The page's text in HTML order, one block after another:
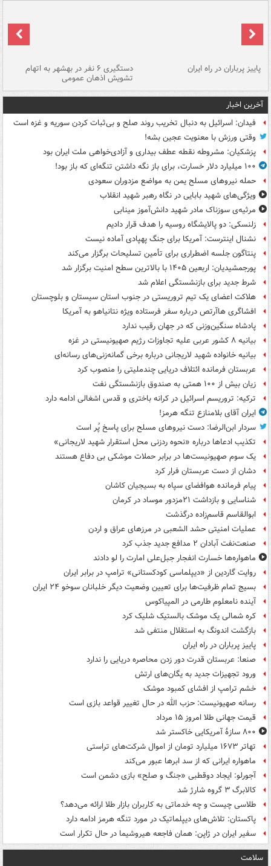
پاییز پرباران در راه ایران دستگیری ۶ نفر در بهشهر به اتهام
تشویش اذهان عمومی
آخرین اخبار
فیدان: اسرائیل به دنبال تخریب روند صلح و بی‌ثبات کردن سوریه و غزه است
وقتی ورزش با معنویت عجین بشه!
پزشکیان: مشروطه نقطه عطف بیداری و آزادی‌خواهی ملت ایران بود
۱۰۰ میلیارد دلار خسارت، برای باز نگه داشتن تنگه‌ای که باز بود!
حمله نیروهای مسلح یمن به مواضع مزدوران سعودی
ویژگی‌های شهید بابایی در نگاه رهبر شهید انقلاب
مرثیه‌ی سوزناک مادر شهید دانش‌آموز مینابی
زلنسکی: دو پالایشگاه روسیه را هدف قرار دادیم
نشنال اینترست: آمریکا برای جنگ پهپادی آماده نیست
پنتاگون جلسه اضطراری برای تأمین تسلیحات برگزار می‌کند
پورجمشیدیان: اربعین ۱۴۰۵ با بالاترین سطح امنیت برگزار شد
شرط جدید برای بازنشستگی اعلام شد
هلاکت اعضای یک تیم تروریستی در جنوب استان سیستان و بلوچستان
افشاگری هاآرتص درباره سفر فرستاده ویژه نتانیاهو به آمریکا
پادشاه سنگین‌وزنی که در جهان رقیب ندارد
بیانیه ۸ کشور عربی علیه تجاوزات رژیم صهیونیستی در غزه
بیانیه خانواده شهید لاریجانی درباره برخی گمانه‌زنی‌های رسانه‌ای
عربستان فرمانده ائتلاف دریایی چندملیتی را منصوب کرد
زیان بیش از ۱۰۰ همتی به صندوق‌ بازنشستگی نفت
ترکیه: تروریسم اسرائیل در کرانه باختری و قدس اشغالی ادامه دارد
ایران آقای بلامنازع تنگه هرمز!
سردار ابن‌الرضا: دست نیروهای مسلح برای پاسخ پُر است
تکذیب ادعاها درباره «نحوه ردزنی محل استقرار شهید لاریجانی»
یک‌ سوم صهیونیست‌ها در برابر حملات موشکی بی دفاع هستند
دشان از دست عربستان فرار کرد
پیام فرمانده هوافضای سپاه به بسیجیان کاشان
شناسایی و بازداشت ۲۱مزدور موساد در کرمان
ابوالقاسم قاسم‌زاده درگذشت
عملیات امنیتی حشد الشعبی در مرزهای عراق و اردن
صنعت‌نفت آبادان ۲ مدافع جدید جذب کرد
ماهواره‌ها خسارت انفجار جبل‌علی امارت را لو دادند
روایت گاردین از «دیپلماسی کودکستانی» ترامپ در برابر ایران
بسیج تمام ظرفیت‌ها برای تعیین وضعیت دیگر خلبانان سوخو ۲۴ ایران
آینده نامعلوم طارمی در المپیاکوس
کره شمالی یک موشک بالستیک شلیک کرد
بازگشت اندونگ به استقلال منتفی شد
پاییز پرباران در راه ایران
صنعا: عربستان قدرت دور زدن محاصره دریایی را ندارد
ورود تجهیزات جدید به یگان‌های ارتش
خشم ترامپ از افشای کمبود موشک
رسانه صهیونیست: حزب الله در حال تغییر قواعد بازی است
قیمت جهانی طلا امروز ۱۵ مرداد
۸۰۰ سازۀ آمریکایی خاکستر شد
تهاتر ۱۶۷۳ میلیارد تومان از اموال شرکت‌های تراستی
ماهواره ایرانی که از سد ابرها عبور می‌کند
آجورلو: ایجاد دوقطبی «جنگ و صلح‌» بازی دشمن است
کالابرگ ۳ گروه شارژ شد
طلاسی چیست و چه خدماتی به کاربران بازار طلا ارائه می‌دهد؟
پاکستان: تلاش‌های دیپلماتیک در مورد تنگه هرمز ادامه دارد
سفیر ایران در ژاپن: همان فاجعه هیروشیما در حال تکرار است
سلامت